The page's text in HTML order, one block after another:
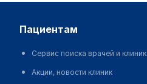
пациентам
Сервис поиска врачей и клиник
Акции, новости клиник